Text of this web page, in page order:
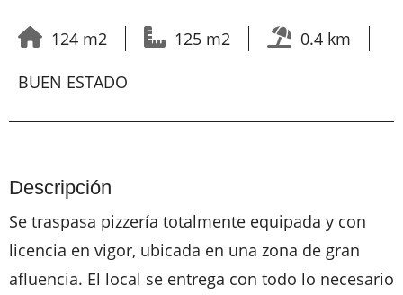
124 m2 125 m2
0.4 km
BUEN ESTADO
Descripción
Se traspasa pizzería totalmente equipada y con
licencia en vigor, ubicada en una zona de gran
afluencia. El local se entrega con todo lo necesario